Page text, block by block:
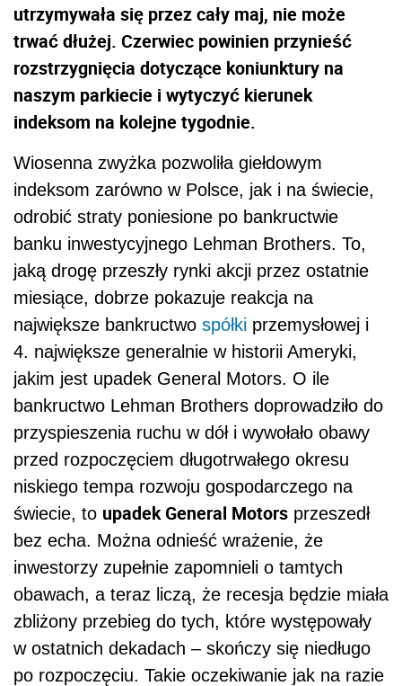
utrzymywała się przez cały maj, nie może
trwać dłużej. Czerwiec powinien przynieść
rozstrzygnięcia dotyczące koniunktury na
naszym parkiecie i wytyczyć kierunek
indeksom na kolejne tygodnie.
Wiosenna zwyżka pozwoliła giełdowym
indeksom zarówno w Polsce, jak i na świecie,
odrobić straty poniesione po bankructwie
banku inwestycyjnego Lehman Brothers. To,
jaką drogę przeszły rynki akcji przez ostatnie
miesiące, dobrze pokazuje reakcja na
największe bankructwo spółki przemysłowej i
4. największe generalnie w historii Ameryki,
jakim jest upadek General Motors. O ile
bankructwo Lehman Brothers doprowadziło do
przyspieszenia ruchu w dół i wywołało obawy
przed rozpoczęciem długotrwałego okresu
niskiego tempa rozwoju gospodarczego na
świecie, to upadek General Motors przeszedł
bez echa. Można odnieść wrażenie, że
inwestorzy zupełnie zapomnieli o tamtych
obawach, a teraz liczą, że recesja będzie miała
zbliżony przebieg do tych, które występowały
w ostatnich dekadach – skończy się niedługo
po rozpoczęciu. Takie oczekiwanie jak na razie